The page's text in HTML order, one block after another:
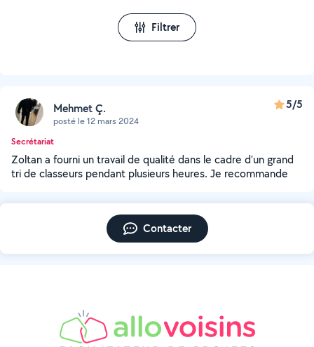
Filtrer
Mehmet Ç.
posté le 12 mars 2024
5/5
Secrétariat
Zoltan a fourni un travail de qualité dans le cadre d’un grand
tri de classeurs pendant plusieurs heures. Je recommande
Contacter